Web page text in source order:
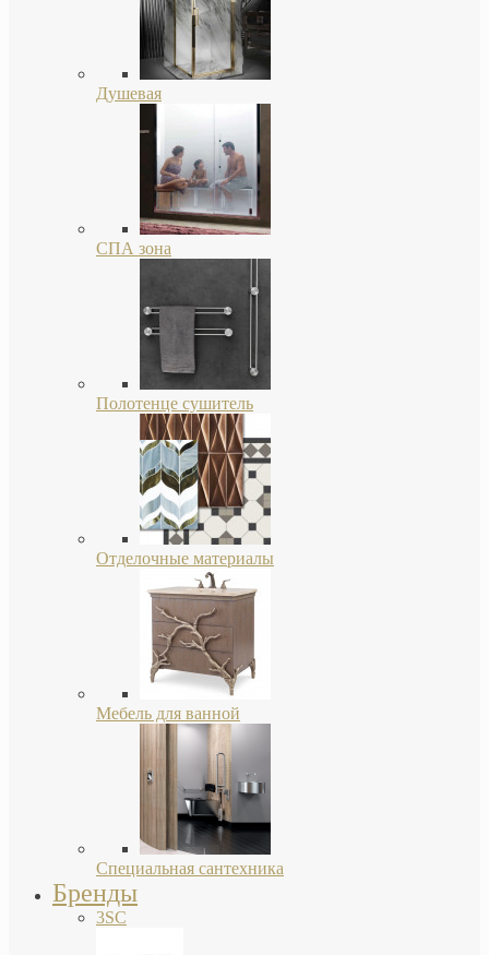
Душевая
СПА зона
Полотенце сушитель
Отделочные материалы
Мебель для ванной
Специальная сантехника
Бренды
3SC